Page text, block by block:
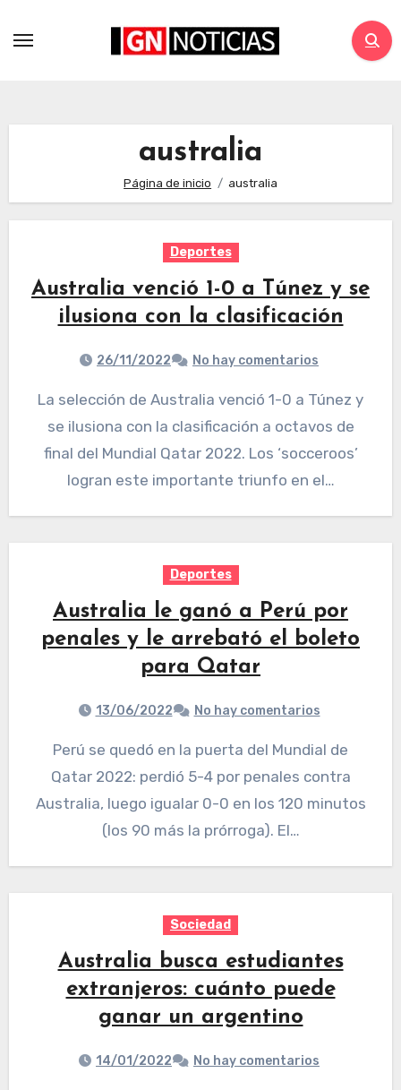
australia
Página de inicio australia
Deportes
Australia venció 1-0 a Túnez y se
ilusiona con la clasificación
26/11/2022 No hay comentarios
La selección de Australia venció 1-0 a Túnez y
se ilusiona con la clasificación a octavos de
final del Mundial Qatar 2022. Los ‘socceroos’
logran este importante triunfo en el…
Deportes
Australia le ganó a Perú por
penales y le arrebató el boleto
para Qatar
13/06/2022 No hay comentarios
Perú se quedó en la puerta del Mundial de
Qatar 2022: perdió 5-4 por penales contra
Australia, luego igualar 0-0 en los 120 minutos
(los 90 más la prórroga). El…
Sociedad
Australia busca estudiantes
extranjeros: cuánto puede
ganar un argentino
14/01/2022 No hay comentarios